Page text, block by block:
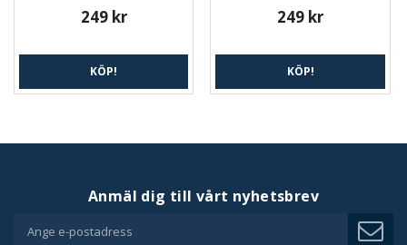
249 kr
KÖP!
249 kr
KÖP!
Anmäl dig till vårt nyhetsbrev